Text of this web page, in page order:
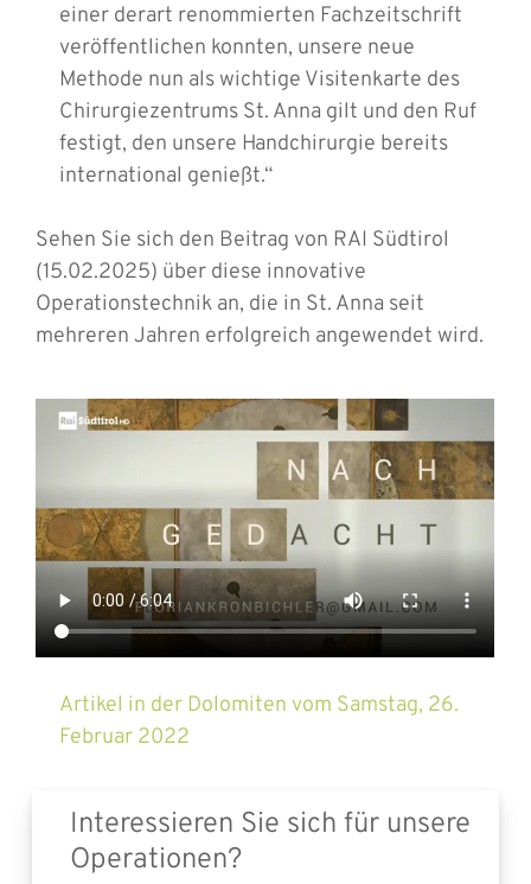
einer derart renommierten Fachzeitschrift
veröffentlichen konnten, unsere neue
Methode nun als wichtige Visitenkarte des
Chirurgiezentrums St. Anna gilt und den Ruf
festigt, den unsere Handchirurgie bereits
international genießt.“
Sehen Sie sich den Beitrag von RAI Südtirol
(15.02.2025) über diese innovative
Operationstechnik an, die in St. Anna seit
mehreren Jahren erfolgreich angewendet wird.
Artikel in der Dolomiten vom Samstag, 26.
Februar 2022
Interessieren Sie sich für unsere
Operationen?